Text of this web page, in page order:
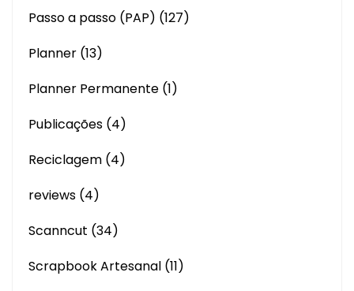
Passo a passo (PAP) (127)
Planner (13)
Planner Permanente (1)
Publicações (4)
Reciclagem (4)
reviews (4)
Scanncut (34)
Scrapbook Artesanal (11)